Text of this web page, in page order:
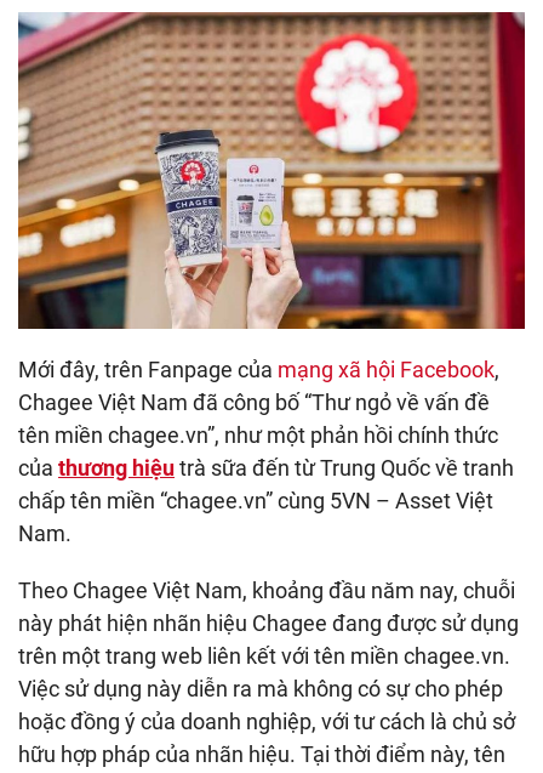
Mới đây, trên Fanpage của mạng xã hội Facebook,
Chagee Việt Nam đã công bố “Thư ngỏ về vấn đề
tên miền chagee.vn”, như một phản hồi chính thức
của thương hiệutrà sữa đến từ Trung Quốc về tranh
chấp tên miền “chagee.vn” cùng 5VN – Asset Việt
Nam.
Theo Chagee Việt Nam, khoảng đầu năm nay, chuỗi
này phát hiện nhãn hiệu Chagee đang được sử dụng
trên một trang web liên kết với tên miền chagee.vn.
Việc sử dụng này diễn ra mà không có sự cho phép
hoặc đồng ý của doanh nghiệp, với tư cách là chủ sở
hữu hợp pháp của nhãn hiệu. Tại thời điểm này, tên